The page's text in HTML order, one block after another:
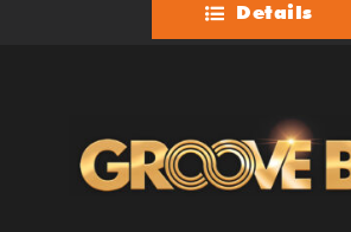
Details